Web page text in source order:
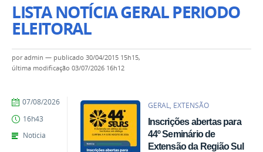
LISTA NOTÍCIA GERAL PERIODO
ELEITORAL
poradmin — publicado 30/04/2015 15h15,
última modificação 03/07/2026 16h12
GERAL, EXTENSÃO
Inscrições abertas para
44º Seminário de
Extensão da Região Sul
por
Ligmanovski
publicado
07/08/2026
16h43
Noticia